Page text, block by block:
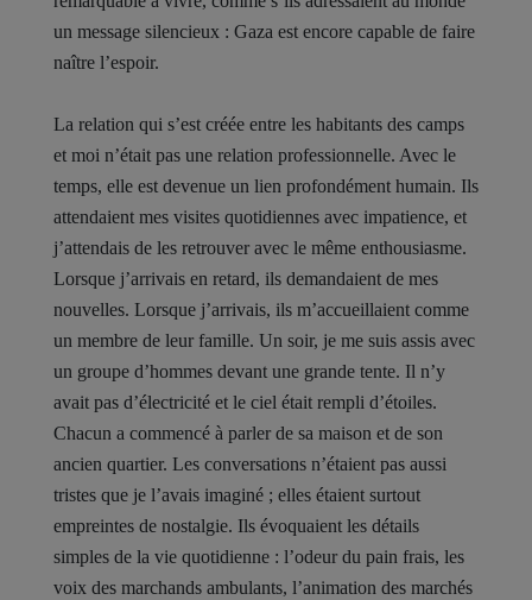
un message silencieux : Gaza est encore capable de faire
naître l’espoir.
La relation qui s’est créée entre les habitants des camps
et moi n’était pas une relation professionnelle. Avec le
temps, elle est devenue un lien profondément humain. Ils
attendaient mes visites quotidiennes avec impatience, et
j’attendais de les retrouver avec le même enthousiasme.
Lorsque j’arrivais en retard, ils demandaient de mes
nouvelles. Lorsque j’arrivais, ils m’accueillaient comme
un membre de leur famille. Un soir, je me suis assis avec
un groupe d’hommes devant une grande tente. Il n’y
avait pas d’électricité et le ciel était rempli d’étoiles.
Chacun a commencé à parler de sa maison et de son
ancien quartier. Les conversations n’étaient pas aussi
tristes que je l’avais imaginé ; elles étaient surtout
empreintes de nostalgie. Ils évoquaient les détails
simples de la vie quotidienne : l’odeur du pain frais, les
voix des marchands ambulants, l’animation des marchés